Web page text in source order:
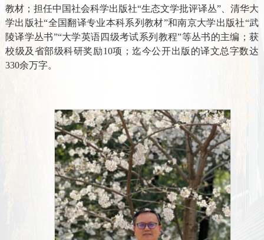
教材；担任中国社会科学出版社“生态文学批评译丛”、清华大
学出版社“全国翻译专业本科系列教材”和南京大学出版社“武
陵译学丛书”“大学英语四级考试系列教程”等丛书的主编；获
校级及省部级科研奖励10项 ； 迄今公开出版的译文总字数达
330余万字。